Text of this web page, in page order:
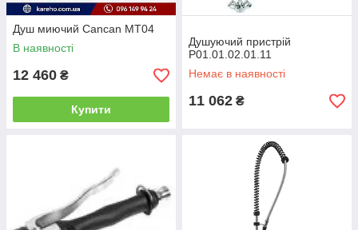
Душ миючий Cancan MT04
В наявності
12 460 ₴
Купити
Душуючий пристрій
P01.01.02.01.11
Немає в наявності
11 062 ₴